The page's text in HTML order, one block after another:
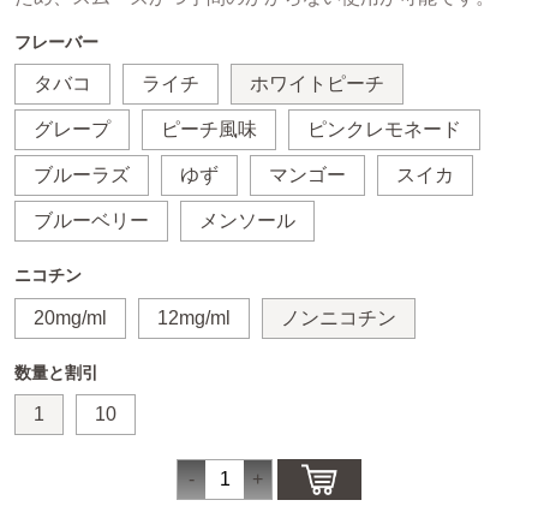
フレーバー
タバコ ライチ ホワイトピーチ
グレープ ピーチ風味 ピンクレモネード
ブルーラズ ゆず マンゴー スイカ
ブルーベリー メンソール
ニコチン
20mg/ml 12mg/ml ノンニコチン
数量と割引
1 10